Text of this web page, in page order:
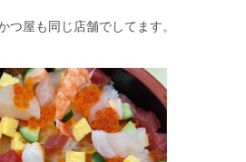
屋も同じ店舗でしてます。